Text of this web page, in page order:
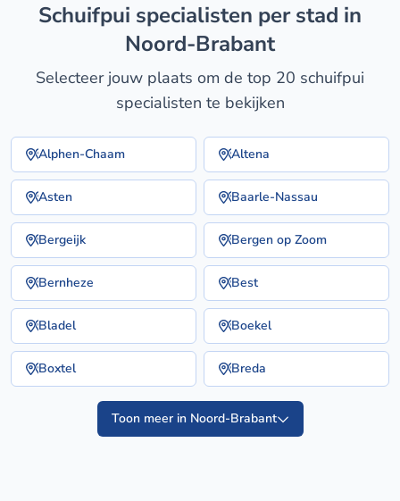
schuifpui specialisten per stad in
Noord-Brabant
Selecteer jouw plaats om de top 20 schuifpui
specialisten te bekijken
Alphen-Chaam Altena
Asten Baarle-Nassau
Bergeijk Bergen op Zoom
Bernheze Best
Bladel Boekel
Boxtel Breda
Toon meer in Noord-Brabant